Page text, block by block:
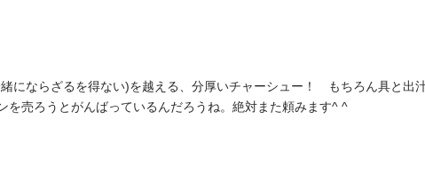
にならざるを得ない)を越える、分厚いチャーシュー！ もちろん具と出
を売ろうとがんばっているんだろうね。絶対また頼みます^ ^